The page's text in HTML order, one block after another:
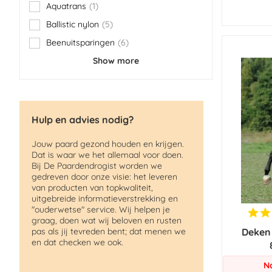
Aquatrans
1
item
Ballistic nylon
5
items
Beenuitsparingen
6
items
Show more
Hulp en advies nodig?
Jouw paard gezond houden en krijgen.
Dat is waar we het allemaal voor doen.
Bij De Paardendrogist worden we
gedreven door onze visie: het leveren
van producten van topkwaliteit,
uitgebreide informatieverstrekking en
"ouderwetse" service. Wij helpen je
graag, doen wat wij beloven en rusten
pas als jij tevreden bent; dat menen we
en dat checken we ook.